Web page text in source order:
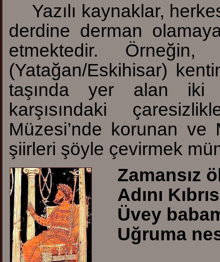
Yazılı kaynaklar,
derdine derman
etmektedir. Örneğin,
(Yatağan/Eskihisar)
taşında yer alan iki
karşısındaki
Müzesi’nde korunan
şiirleri şöyle çevirmek
Zamansız
Adını
Üvey
Uğruma